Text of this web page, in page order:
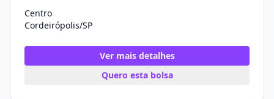
Centro
Cordeirópolis/SP
Ver mais detalhes
Quero esta bolsa